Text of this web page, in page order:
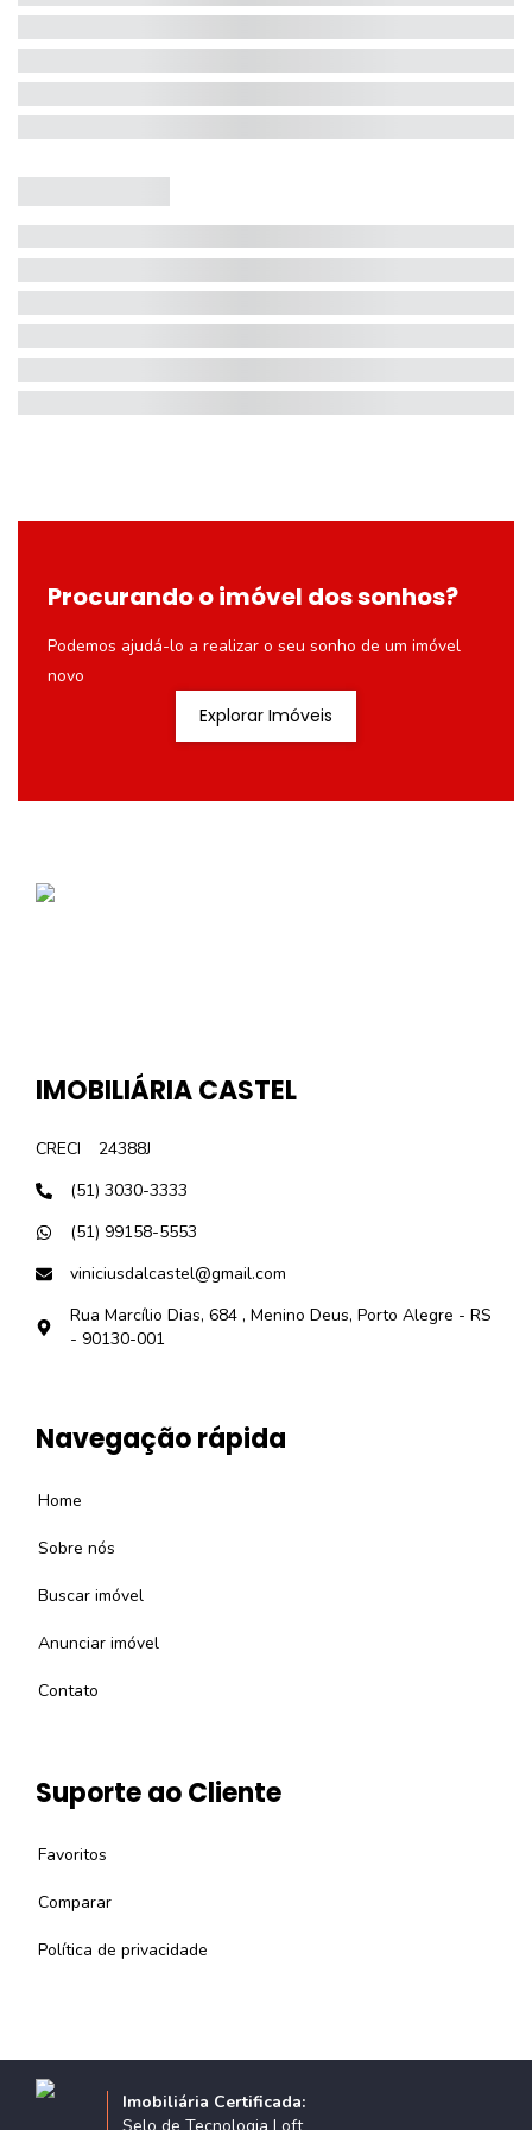
Procurando o imóvel dos sonhos?
Podemos ajudá-lo a realizar o seu sonho de um imóvel
novo
Explorar Imóveis
IMOBILIÁRIA CASTEL
CRECI
24388J
(51) 3030-3333
(51) 99158-5553
viniciusdalcastel@gmail.com
Rua Marcílio Dias, 684 , Menino Deus, Porto Alegre - RS
- 90130-001
Navegação rápida
Home
Sobre nós
Buscar imóvel
Anunciar imóvel
Contato
Suporte ao Cliente
Favoritos
Comparar
Política de privacidade
Imobiliária Certificada: